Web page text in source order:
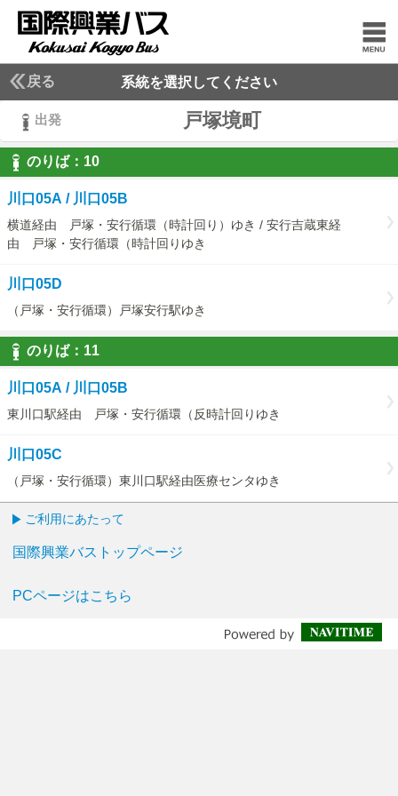
戻る 系統を選択してください
出発 戸塚境町
のりば： 10
10
川口05A / 川口05B
横道経由 戸塚・安行循環（時計回り）ゆき / 安行吉蔵東経
由 戸塚・安行循環（時計回りゆき
川口05D
（戸塚・安行循環）戸塚安行駅ゆき
のりば： 11
11
川口05A / 川口05B
東川口駅経由 戸塚・安行循環（反時計回りゆき
川口05C
（戸塚・安行循環）東川口駅経由医療センタゆき
ご利用にあたって
国際興業バストップページ
PCページはこちら